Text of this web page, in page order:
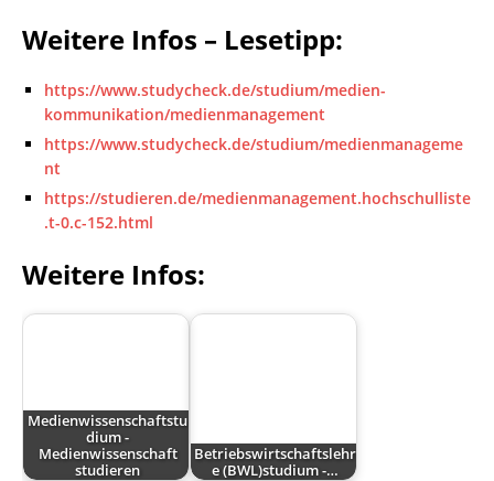
Weitere Infos – Lesetipp:
https://www.studycheck.de/studium/medien-
kommunikation/medienmanagement
https://www.studycheck.de/studium/medienmanageme
nt
https://studieren.de/medienmanagement.hochschulliste
.t-0.c-152.html
Weitere Infos:
Medienwissenschaftstu
dium -
Medienwissenschaft
studieren
Betriebswirtschaftslehr
e (BWL)studium -…